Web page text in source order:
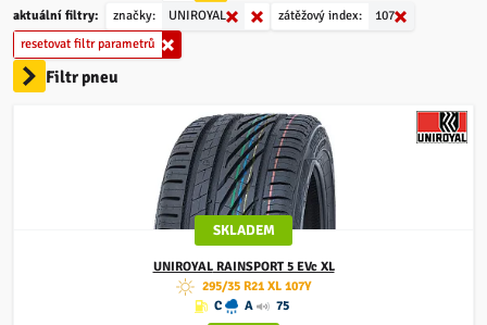
aktuální filtry:
značky: UNIROYAL zátěžový index:
107
resetovat filtr parametrů
Filtr pneu
SKLADEM
UNIROYALRAINSPORT 5 EVc XL
295/35 R21 XL 107Y
C
A
75